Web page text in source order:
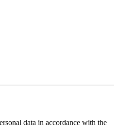
data in accordance with the